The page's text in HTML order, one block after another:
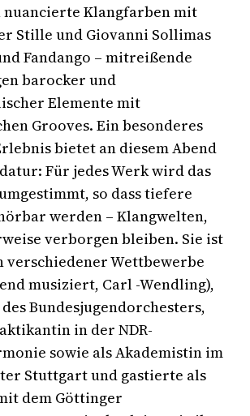
nuancierte Klangfarben mit
Stille und Giovanni Sollimas
Fandango – mitreißende
barocker und
Elemente mit
Grooves. Ein besonderes
bietet an diesem Abend
Für jedes Werk wird das
so dass tiefere
werden – Klangwelten,
verborgen bleiben. Sie ist
verschiedener Wettbewerbe
musiziert, Carl -Wendling),
Bundesjugendorchesters,
in der NDR-
sowie als Akademistin im
Stuttgart und gastierte als
dem Göttinger